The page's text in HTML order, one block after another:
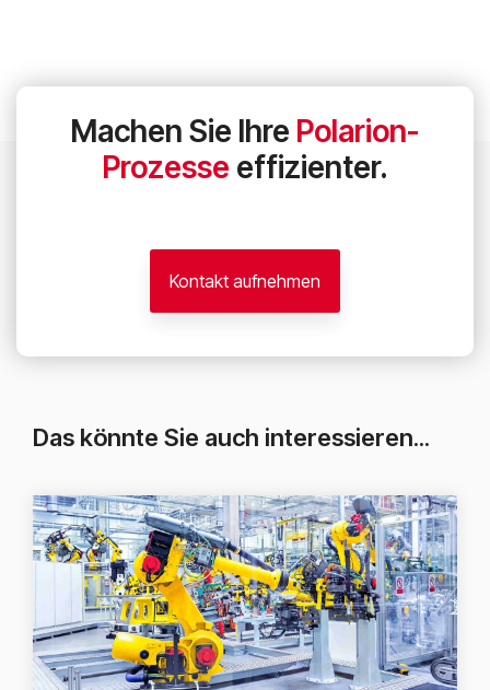
Machen Sie Ihre Polarion-
Prozesse effizienter.
Kontakt aufnehmen
Das könnte Sie auch interessieren...